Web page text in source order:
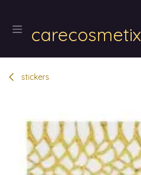
carecosmetix
stickers